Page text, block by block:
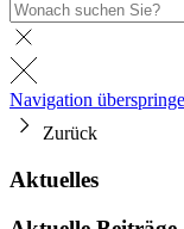
Navigation
Zurück
Aktuelles